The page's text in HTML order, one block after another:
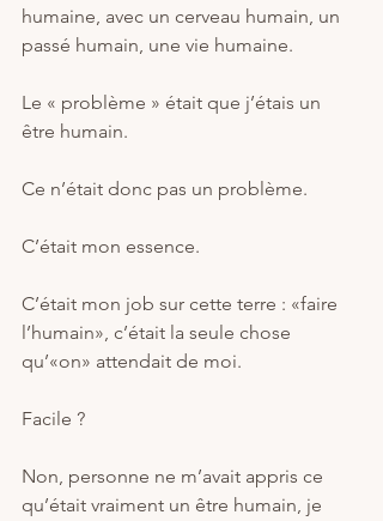
humaine, avec un cerveau humain, un
passé humain, une vie humaine.
Le « problème » était que j’étais un
être humain.
Ce n’était donc pas un problème.
C’était mon essence.
C’était mon job sur cette terre : «faire
l’humain», c’était la seule chose
qu’«on» attendait de moi.
Facile ?
Non, personne ne m’avait appris ce
qu’était vraiment un être humain, je